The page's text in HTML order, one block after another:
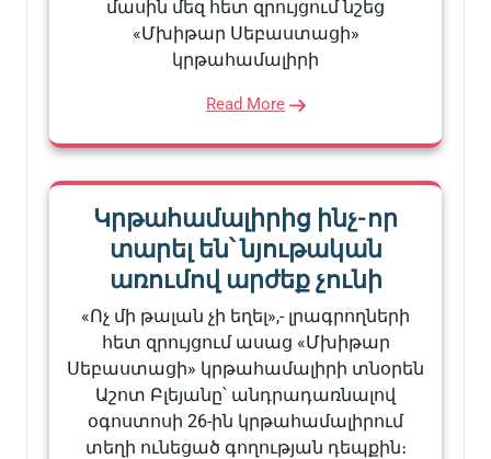
մասին մեզ հետ զրույցում նշեց
«Մխիթար Սեբաստացի»
կրթահամալիրի
Read More
Կրթահամալիրից ինչ-որ
տարել են՝ նյութական
առումով արժեք չունի
«Ոչ մի թալան չի եղել»,- լրագրողների
հետ զրույցում ասաց «Մխիթար
Սեբաստացի» կրթահամալիրի տնօրեն
Աշոտ Բլեյանը՝ անդրադառնալով
օգոստոսի 26-ին կրթահամալիրում
տեղի ունեցած գողության դեպքին։